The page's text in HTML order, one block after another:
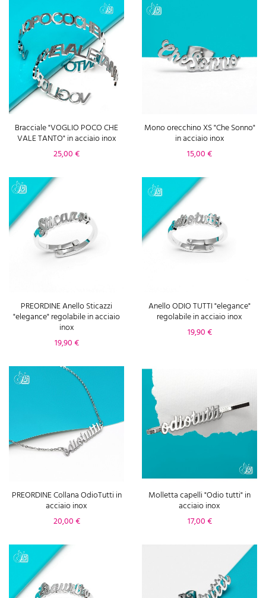
Bracciale "VOGLIO POCO CHE
VALE TANTO" in acciaio inox
Prezzo
25,00 €
Mono orecchino XS "Che Sonno"
in acciaio inox
Prezzo
15,00 €
PREORDINE Anello Sticazzi
"elegance" regolabile in acciaio
inox
Prezzo
19,90 €
Anello ODIO TUTTI "elegance"
regolabile in acciaio inox
Prezzo
19,90 €
PREORDINE Collana OdioTutti in
acciaio inox
Prezzo
20,00 €
Molletta capelli "Odio tutti" in
acciaio inox
Prezzo
17,00 €